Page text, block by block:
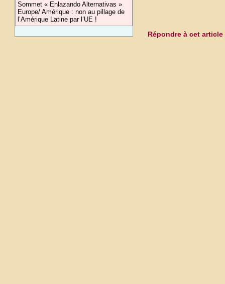
Sommet « Enlazando Alternativas »
Europe/ Amérique : non au pillage de
l’Amérique Latine par l’UE !
Répondre à cet article